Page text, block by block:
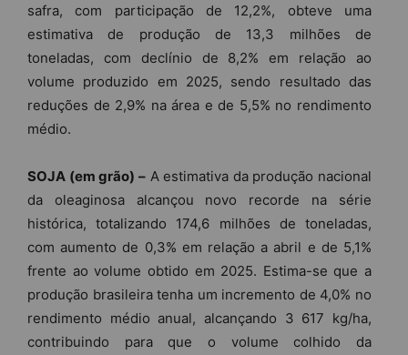
safra, com participação de 12,2%, obteve uma
estimativa de produção de 13,3 milhões de
toneladas, com declínio de 8,2% em relação ao
volume produzido em 2025, sendo resultado das
reduções de 2,9% na área e de 5,5% no rendimento
médio.
SOJA (em grão) –A estimativa da produção nacional
da oleaginosa alcançou novo recorde na série
histórica, totalizando 174,6 milhões de toneladas,
com aumento de 0,3% em relação a abril e de 5,1%
frente ao volume obtido em 2025. Estima-se que a
produção brasileira tenha um incremento de 4,0% no
rendimento médio anual, alcançando 3 617 kg/ha,
contribuindo para que o volume colhido da